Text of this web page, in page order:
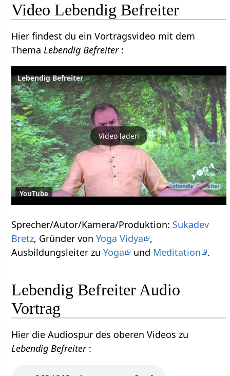
Video Lebendig Befreiter
Hier findest du ein Vortragsvideo mit dem
ThemaLebendig Befreiter :
Lebendig Befreiter
Video laden
YouTube
Sprecher/Autor/Kamera/Produktion: Sukadev
Bretz, Gründer vonYoga Vidya
,
Ausbildungsleiter zuYoga und Meditation .
Lebendig Befreiter Audio
Vortrag
Hier die Audiospur des oberen Videos zu
Lebendig Befreiter :